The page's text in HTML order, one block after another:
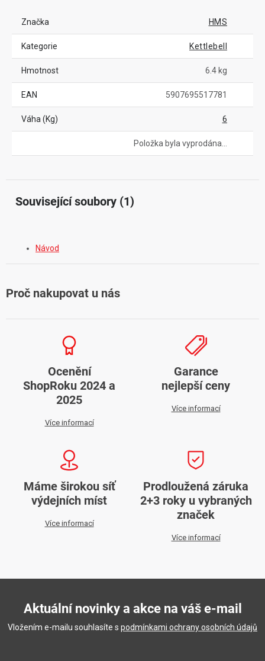
Značka HMS
Kategorie Kettlebell
Hmotnost 6.4 kg
EAN 5907695517781
Váha (Kg) 6
Položka byla vyprodána…
Související soubory (1)
Návod
Proč nakupovat u nás
Ocenění
ShopRoku 2024 a
2025
Více informací
Garance
nejlepší ceny
Více informací
Máme širokou síť
výdejních míst
Více informací
Prodloužená záruka
2+3 roky u vybraných
značek
Více informací
Aktuální novinky a akce na váš e-mail
Vložením e-mailu souhlasíte s podmínkami ochrany osobních údajů